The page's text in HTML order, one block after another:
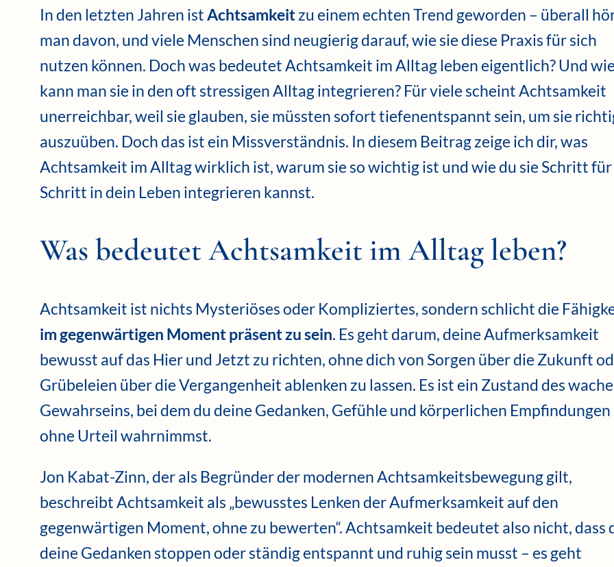
In den letzten Jahren istAchtsamkeitzu einem echten Trend geworden – überall
man davon, und viele Menschen sind neugierig darauf, wie sie diese Praxis für sich
nutzen können. Doch was bedeutet Achtsamkeit im Alltag leben eigentlich? Und wie
kann man sie in den oft stressigen Alltag integrieren? Für viele scheint Achtsamkeit
unerreichbar, weil sie glauben, sie müssten sofort tiefenentspannt sein, um sie
auszuüben. Doch das ist ein Missverständnis. In diesem Beitrag zeige ich dir, was
Achtsamkeit im Alltag wirklich ist, warum sie so wichtig ist und wie du sie Schritt für
Schritt in dein Leben integrieren kannst.
Was bedeutet Achtsamkeit im Alltag leben?
Achtsamkeit ist nichts Mysteriöses oder Kompliziertes, sondern schlicht die
im gegenwärtigen Moment präsent zu sein. Es geht darum, deine Aufmerksamkeit
bewusst auf das Hier und Jetzt zu richten, ohne dich von Sorgen über die Zukunft
Grübeleien über die Vergangenheit ablenken zu lassen. Es ist ein Zustand des
Gewahrseins, bei dem du deine Gedanken, Gefühle und körperlichen Empfindungen
ohne Urteil wahrnimmst.
Jon Kabat-Zinn, der als Begründer der modernen Achtsamkeitsbewegung gilt,
beschreibt Achtsamkeit als „bewusstes Lenken der Aufmerksamkeit auf den
gegenwärtigen Moment, ohne zu bewerten“. Achtsamkeit bedeutet also nicht, dass
deine Gedanken stoppen oder ständig entspannt und ruhig sein musst – es geht